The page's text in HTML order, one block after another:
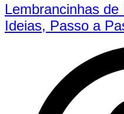
Lembrancinhas
Ideias, Passo a